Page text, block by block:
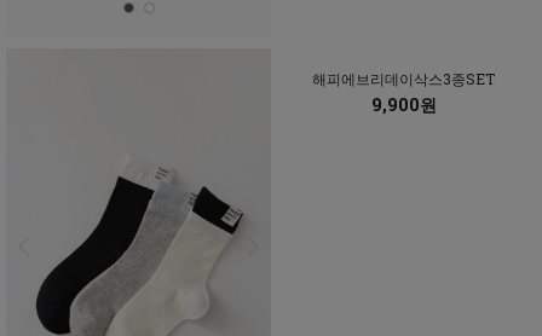
해피에브리데이삭스3종SET
9,900원